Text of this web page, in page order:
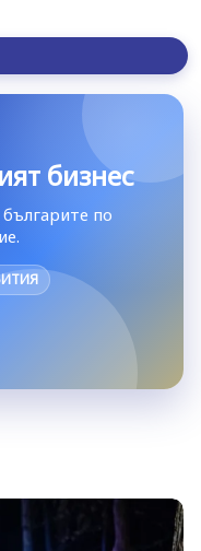
бизнес
по